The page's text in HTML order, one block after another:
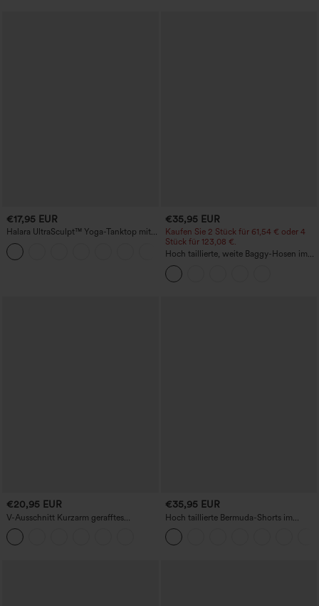
€17,95 EUR
Halara UltraSculpt™ Yoga-Tanktop mit
doppelten Trägern und gedrehtem
Rückendesign
+11
€35,95 EUR
Kaufen Sie 2 Stück für 61,54 € oder 4
Stück für 123,08 €.
Hoch taillierte, weite Baggy-Hosen im
Casual-Stil mit Taschen
€20,95 EUR
V-Ausschnitt Kurzarm gerafftes
schlichtes Freizeit-T-Shirt
€35,95 EUR
Hoch taillierte Bermuda-Shorts im
Resort-Look, Leinen-Optik, mit
umgeschlagenem Saum, 10'' und
Taschen